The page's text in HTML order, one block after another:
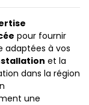
pour fournir
adaptées à vos
et la
dans la région
une